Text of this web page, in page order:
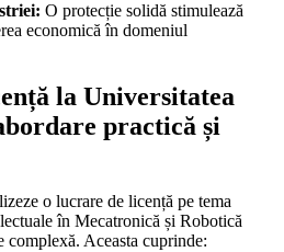
O protecție solidă stimulează
economică în domeniul
la Universitatea
practică și
o lucrare de licență pe tema
în Mecatronică și Robotică
complexă. Aceasta cuprinde: